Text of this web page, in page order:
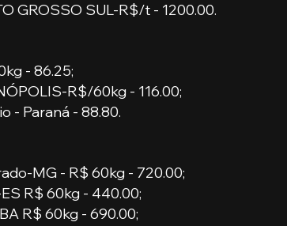
GROSSO SUL-R$/t - 1200.00.
- 86.25;
R$/60kg - 116.00;
- Paraná - 88.80.
MG - R$ 60kg - 720.00;
R$ 60kg - 440.00;
R$ 60kg - 690.00;